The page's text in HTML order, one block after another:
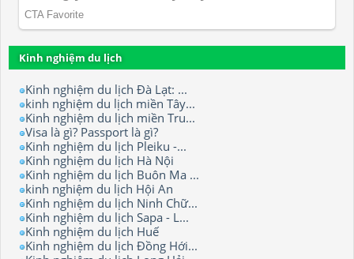
Kinh nghiệm du lịch
Kinh nghiệm du lịch Đà Lạt: ...
kinh nghiệm du lịch miền Tây...
Kinh nghiệm du lịch miền Tru...
Visa là gì? Passport là gì?
Kinh nghiệm du lịch Pleiku -...
Kinh nghiệm du lịch Hà Nội
Kinh nghiệm du lịch Buôn Ma ...
kinh nghiệm du lịch Hội An
Kinh nghiệm du lịch Ninh Chữ...
Kinh nghiệm du lịch Sapa - L...
Kinh nghiệm du lịch Huế
Kinh nghiệm du lịch Đồng Hới...